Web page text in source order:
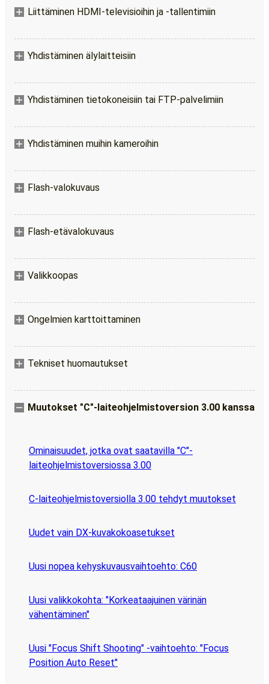
Liittäminen HDMI-televisioihin ja -tallentimiin
Yhdistäminen älylaitteisiin
Yhdistäminen tietokoneisiin tai FTP-palvelimiin
Yhdistäminen muihin kameroihin
Flash-valokuvaus
Flash-etävalokuvaus
Valikkoopas
Ongelmien karttoittaminen
Tekniset huomautukset
Muutokset "C"-laiteohjelmistoversion 3.00 kanssa
Ominaisuudet, jotka ovat saatavilla "C"-
laiteohjelmistoversiossa 3.00
C-laiteohjelmistoversiolla 3.00 tehdyt muutokset
Uudet vain DX-kuvakokoasetukset
Uusi nopea kehyskuvausvaihtoehto: C60
Uusi valikkokohta: "Korkeataajuinen värinän
vähentäminen"
Uusi "Focus Shift Shooting" -vaihtoehto: "Focus
Position Auto Reset"